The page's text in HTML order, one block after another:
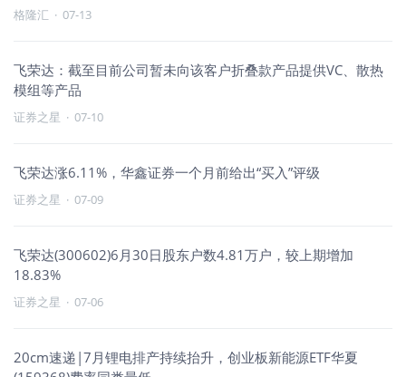
格隆汇 · 07-13
飞荣达：截至目前公司暂未向该客户折叠款产品提供VC、散热
模组等产品
证券之星 · 07-10
飞荣达涨6.11%，华鑫证券一个月前给出“买入”评级
证券之星 · 07-09
飞荣达(300602)6月30日股东户数4.81万户，较上期增加
18.83%
证券之星 · 07-06
20cm速递|7月锂电排产持续抬升，创业板新能源ETF华夏